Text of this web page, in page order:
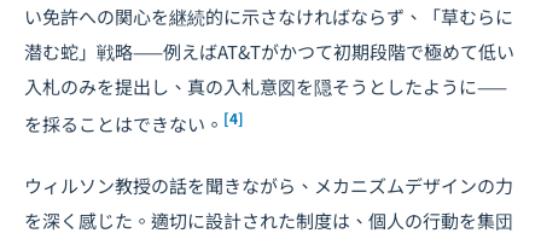
い免許への関心を継続的に示さなければならず、「草むらに
潜む蛇」戦略——例えばAT&Tがかつて初期段階で極めて低い
入札のみを提出し、真の入札意図を隠そうとしたように——
を採ることはできない。 [4]
ウィルソン教授の話を聞きながら、メカニズムデザインの力
を深く感じた。適切に設計された制度は、個人の行動を集団